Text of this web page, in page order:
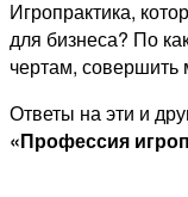
Игропрактика,
для бизнеса? По
чертам,
Ответы на эти и
«Профессия